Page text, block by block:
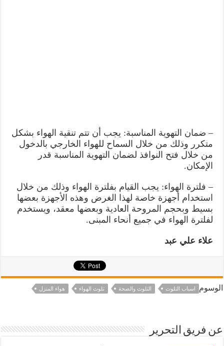
– ضمان التهوية المناسبة: يجب أن تتم تنقية الهواء بشكل
متكرر وذلك من خلال السماح للهواء الخارجي بالدخول
من خلال فتح النوافذ لضمان التهوية المناسبة قدر
الإمكان.
– فلترة الهواء: يجب القيام بفلترة الهواء وذلك من خلال
استخدام أجهزة خاصة لهذا الغرض وهذه الأجهزة بعضها
بسيط وبحجم المروحة العادية وبعضها معقد، ويستخدم
لفلترة الهواء في جميع أنحاء المبنى.
علاء علي عبد
الوسوم اسباب التلوث التلوث والصحة تلوث الهواء هواء المنزل
عن فريق التحرير